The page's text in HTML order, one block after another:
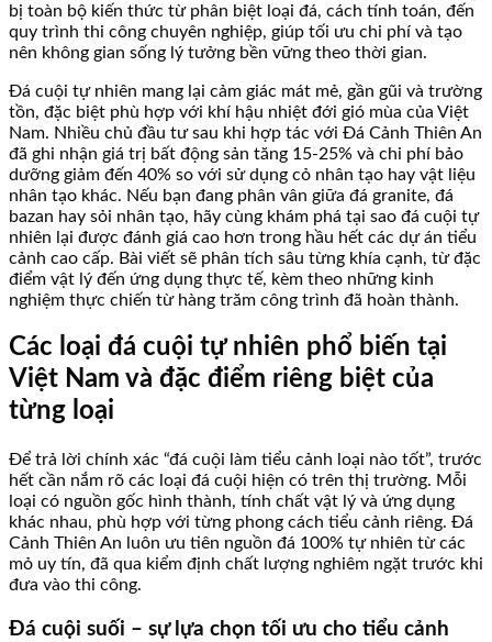
bị toàn bộ kiến thức từ phân biệt loại đá, cách tính toán, đến
quy trình thi công chuyên nghiệp, giúp tối ưu chi phí và tạo
nên không gian sống lý tưởng bền vững theo thời gian.
Đá cuội tự nhiên mang lại cảm giác mát mẻ, gần gũi và trường
tồn, đặc biệt phù hợp với khí hậu nhiệt đới gió mùa của Việt
Nam. Nhiều chủ đầu tư sau khi hợp tác với Đá Cảnh Thiên An
đã ghi nhận giá trị bất động sản tăng 15-25% và chi phí bảo
dưỡng giảm đến 40% so với sử dụng cỏ nhân tạo hay vật liệu
nhân tạo khác. Nếu bạn đang phân vân giữa đá granite, đá
bazan hay sỏi nhân tạo, hãy cùng khám phá tại sao đá cuội tự
nhiên lại được đánh giá cao hơn trong hầu hết các dự án tiểu
cảnh cao cấp. Bài viết sẽ phân tích sâu từng khía cạnh, từ đặc
điểm vật lý đến ứng dụng thực tế, kèm theo những kinh
nghiệm thực chiến từ hàng trăm công trình đã hoàn thành.
Các loại đá cuội tự nhiên phổ biến tại
Việt Nam và đặc điểm riêng biệt của
từng loại
Để trả lời chính xác “đá cuội làm tiểu cảnh loại nào tốt”, trước
hết cần nắm rõ các loại đá cuội hiện có trên thị trường. Mỗi
loại có nguồn gốc hình thành, tính chất vật lý và ứng dụng
khác nhau, phù hợp với từng phong cách tiểu cảnh riêng. Đá
Cảnh Thiên An luôn ưu tiên nguồn đá 100% tự nhiên từ các
mỏ uy tín, đã qua kiểm định chất lượng nghiêm ngặt trước khi
đưa vào thi công.
Đá cuội suối – sự lựa chọn tối ưu cho tiểu cảnh